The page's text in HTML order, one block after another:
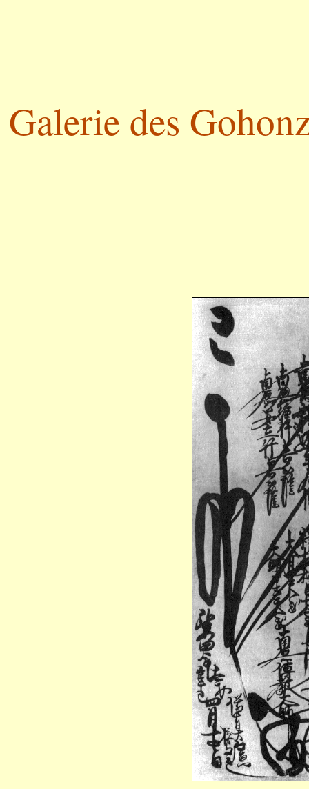
Galerie des